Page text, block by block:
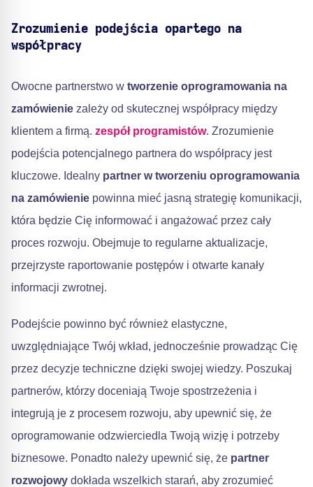
Zrozumienie podejścia opartego na
współpracy
Owocne partnerstwo w tworzenie oprogramowania na
zamówienie zależy od skutecznej współpracy między
klientem a firmą. zespół programistów. Zrozumienie
podejścia potencjalnego partnera do współpracy jest
kluczowe. Idealny partner w tworzeniu oprogramowania
na zamówienie powinna mieć jasną strategię komunikacji,
która będzie Cię informować i angażować przez cały
proces rozwoju. Obejmuje to regularne aktualizacje,
przejrzyste raportowanie postępów i otwarte kanały
informacji zwrotnej.
Podejście powinno być również elastyczne,
uwzględniające Twój wkład, jednocześnie prowadząc Cię
przez decyzje techniczne dzięki swojej wiedzy. Poszukaj
partnerów, którzy doceniają Twoje spostrzeżenia i
integrują je z procesem rozwoju, aby upewnić się, że
oprogramowanie odzwierciedla Twoją wizję i potrzeby
biznesowe. Ponadto należy upewnić się, że partner
rozwojowy dokłada wszelkich starań, aby zrozumieć